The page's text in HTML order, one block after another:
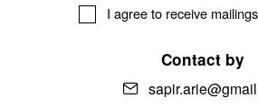
I agree to receive
Contact by